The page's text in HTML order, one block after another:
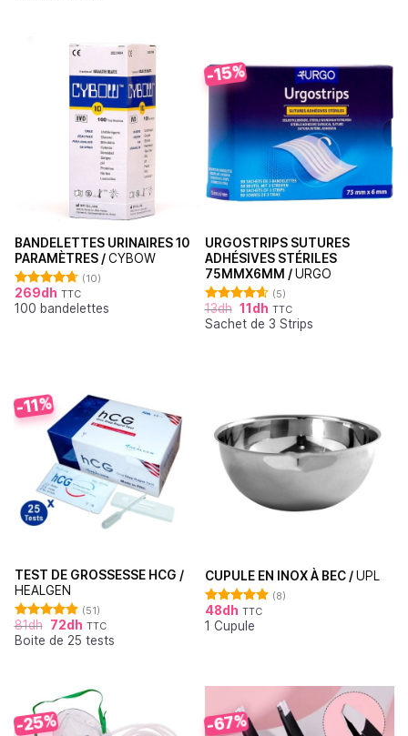
BANDELETTES URINAIRES 10
PARAMÈTRES /CYBOW
Note4.70
sur 5
(10)
269dh TTC
100 bandelettes
-15%
URGOSTRIPS SUTURES
ADHÉSIVES STÉRILES
75MMX6MM /URGO
Note
4.60
sur 5
(5)
13dh 11 dh TTC
Sachet de 3 Strips
-11%
TEST DE GROSSESSE HCG /
HEALGEN
Note
4.88
sur 5
(51)
81dh 72dh TTC
Boite de 25 tests
CUPULE EN INOX À BEC /UPL
Note4.88
sur 5
(8)
48dh TTC
1 Cupule
-25% -67%